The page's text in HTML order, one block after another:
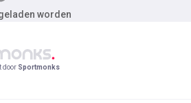
worden
door Sportmonks